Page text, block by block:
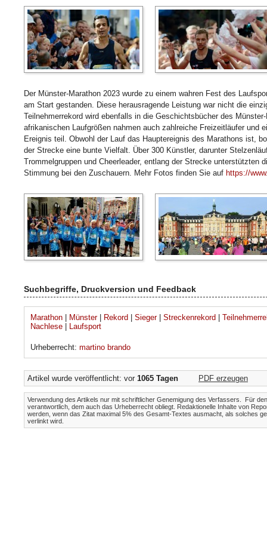
Der Münster-Marathon 2023 wurde zu einem wahren Fest des
am Start gestanden. Diese herausragende Leistung war nicht die
Teilnehmerrekord wird ebenfalls in die Geschichtsbücher des
afrikanischen Laufgrößen nahmen auch zahlreiche Freizeitläufer und
Ereignis teil. Obwohl der Lauf das Hauptereignis des Marathons ist,
der Strecke eine bunte Vielfalt. Über 300 Künstler, darunter
Trommelgruppen und Cheerleader, entlang der Strecke unterstützten
Stimmung bei den Zuschauern. Mehr Fotos finden Sie auf https://
Suchbegriffe, Druckversion und Feedback
Marathon Münster| Rekord Sieger| Streckenrekord
Nachlese
Laufsport
Urheberrecht: martino brando
Artikel wurde veröffentlicht: vor 1065 Tagen PDF erzeugen
Verwendung des Artikels nur mit schriftlicher Genemigung des Verfassers. Für
verantwortlich, dem auch das Urheberrecht obliegt. Redaktionelle Inhalte von
werden, wenn das Zitat maximal 5% des Gesamt-Textes ausmacht, als solches
verlinkt wird.